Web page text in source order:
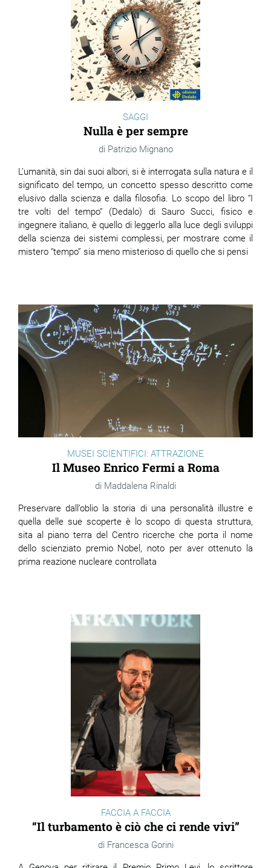
SAGGI
Nulla è per sempre
Patrizio Mignano
L’umanità, sin dai suoi albori, si è interrogata sulla natura e il
significato del tempo, un concetto spesso descritto come
elusivo dalla scienza e dalla filosofia. Lo scopo del libro “I
tre volti del tempo” (Dedalo) di Sauro Succi, fisico e
ingegnere italiano, è quello di leggerlo alla luce degli sviluppi
della scienza dei sistemi complessi, per mostrare come il
mistero “tempo” sia meno misterioso di quello che si pensi
MUSEI SCIENTIFICI: ATTRAZIONE
Il Museo Enrico Fermi a Roma
Maddalena Rinaldi
Preservare dall’oblio la storia di una personalità illustre e
quella delle sue scoperte è lo scopo di questa struttura,
sita al piano terra del Centro ricerche che porta il nome
dello scienziato premio Nobel, noto per aver ottenuto la
prima reazione nucleare controllata
FACCIA A FACCIA
“Il turbamento è ciò che ci rende vivi”
Francesca Gorini